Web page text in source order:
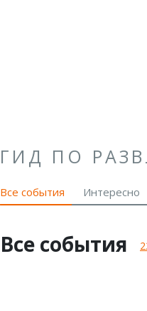
ГИД ПО
Все события Интересно
Все события